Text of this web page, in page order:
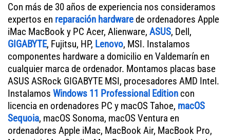
Con más de 30 años de experiencia nos consideramos
expertos en reparación hardwarede ordenadores Apple
iMac MacBook y PC Acer, Alienware, ASUS, Dell,
GIGABYTE, Fujitsu, HP, Lenovo, MSI. Instalamos
componentes hardware a domicilio en Valdemarín en
cualquier marca de ordenador. Montamos placas base
ASUS ASRock GIGABYTE MSI, procesadores AMD Intel.
Instalamos Windows 11 Professional Edition con
licencia en ordenadores PC y macOS Tahoe, macOS
Sequoia, macOS Sonoma, macOS Ventura en
ordenadores Apple iMac, MacBook Air, MacBook Pro,